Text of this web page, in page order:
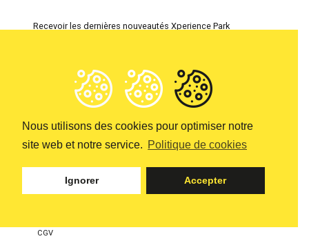
Nous utilisons des cookies pour optimiser notre
site web et notre service. Politique de cookies
Ignorer Accepter
Recevoir les dernières nouveautés Xperience Park
Informations & pièces à fournir
Partenaires
CGV